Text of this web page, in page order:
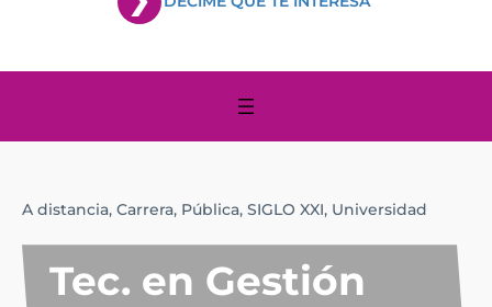
A distancia, Carrera, Pública, SIGLO XXI, Universidad
Tec. en Gestión